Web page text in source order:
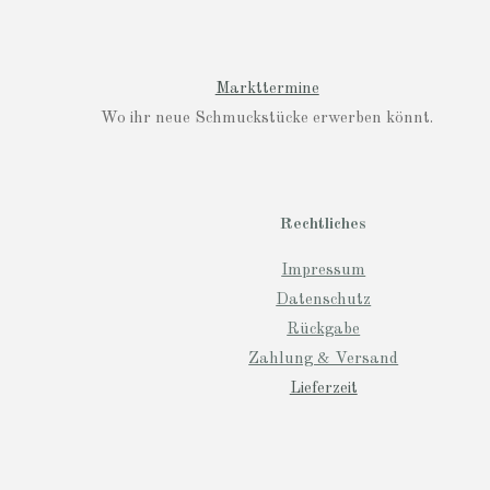
Markttermine
Wo ihr neue Schmuckstücke erwerben könnt.
Rechtliches
Impressum
Datenschutz
Rückgabe
Zahlung & Versand
Lieferzeit